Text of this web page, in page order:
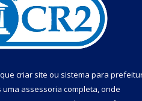
criar site ou sistema para
uma assessoria completa, onde